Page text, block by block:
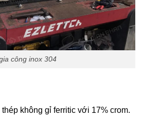
công inox 304
thép không gỉ ferritic với 17% crom.